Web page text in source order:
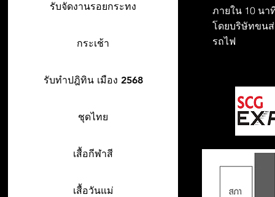
รับจัดงานรอยกระทง
กระเช้า
รับทำปฎิทิน เมือง 2568
ชุดไทย
เสื้อกีฬาสี
เสื้อวันแม่
ภายใน 10 นา
โดยบริษัทขน
รถไฟ